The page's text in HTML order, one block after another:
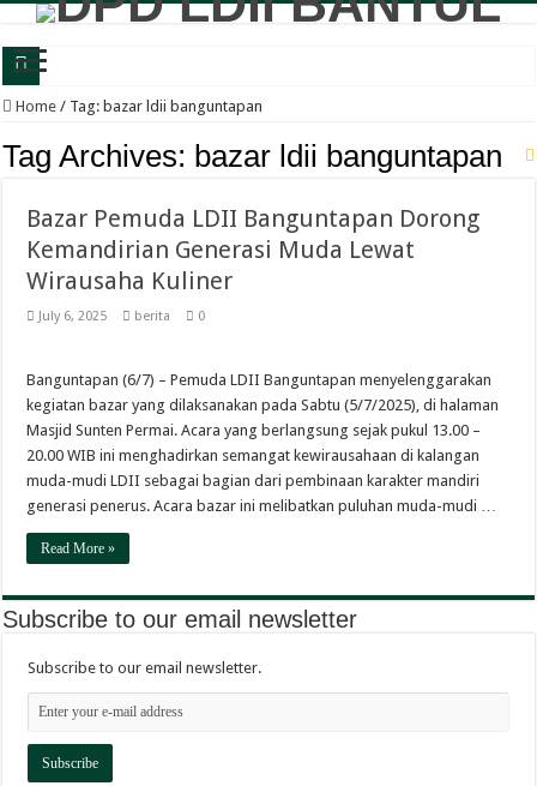
Wabup Bantul: Senam dan Bazar LDII Perkuat Kesehatan serta Ekonomi Warga
Panewu Anom Sanden Buka CAI LDII Bantul, Dorong Generasi Muda
Sambut Santri Baru, Pondok Pesantren Nur Aisyah Komitmen Cetak Generasi
LDII Tamantirto Gelar Festival Generus Sholeh, Siapkan Generasi Emas
Bincang Pelajar Generus, DPD LDII Bantul Bekali Remaja Hadapi Kriminalitas
Healthy Inside Man: Ratusan Generus Putra LDII Bantul Dibekali Pengelolaan
KB TK Alkarima Lepas 21 Siswa, Pendidikan Karakter Jadi Bekal Menuju
Home / Tag: bazar ldii banguntapan
Tag Archives: bazar ldii banguntapan
Bazar Pemuda LDII Banguntapan Dorong
Kemandirian Generasi Muda Lewat
Wirausaha Kuliner
July 6, 2025 berita 0
Banguntapan (6/7) – Pemuda LDII Banguntapan menyelenggarakan
kegiatan bazar yang dilaksanakan pada Sabtu (5/7/2025), di halaman
Masjid Sunten Permai. Acara yang berlangsung sejak pukul 13.00 –
20.00 WIB ini menghadirkan semangat kewirausahaan di kalangan
muda-mudi LDII sebagai bagian dari pembinaan karakter mandiri
generasi penerus. Acara bazar ini melibatkan puluhan muda-mudi …
Read More »
Subscribe to our email newsletter
Subscribe to our email newsletter.